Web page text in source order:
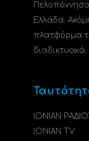
Ελλάδα.
πλατφόρμα
διαδικτυακά.
ΙΟΝΙΑΝ
IONIAN TV